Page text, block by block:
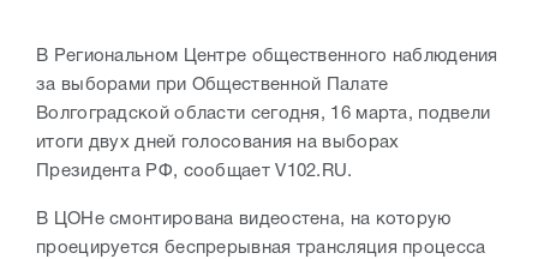
В Региональном Центре общественного наблюдения
за выборами при Общественной Палате
Волгоградской области сегодня, 16 марта, подвели
итоги двух дней голосования на выборах
Президента РФ, сообщает V102.RU.
В ЦОНе смонтирована видеостена, на которую
проецируется беспрерывная трансляция процесса